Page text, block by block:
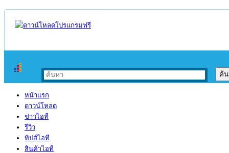
หน้าแรก
ดาวน์โหลด
ข่าวไอที
รีวิว
ทิปส์ไอที
สินค้าไอที